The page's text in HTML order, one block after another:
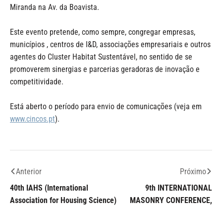
Miranda na Av. da Boavista.
Este evento pretende, como sempre, congregar empresas,
municípios , centros de I&D, associações empresariais e outros
agentes do Cluster Habitat Sustentável, no sentido de se
promoverem sinergias e parcerias geradoras de inovação e
competitividade.
Está aberto o período para envio de comunicações (veja em
www.cincos.pt).
Anterior
40th IAHS (International
Association for Housing Science)
Próximo
9th INTERNATIONAL
MASONRY CONFERENCE,